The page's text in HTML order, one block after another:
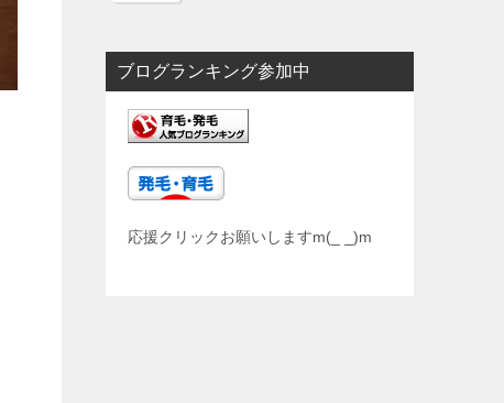
ブログランキング参加中
応援クリックお願いしますm(_ _)m